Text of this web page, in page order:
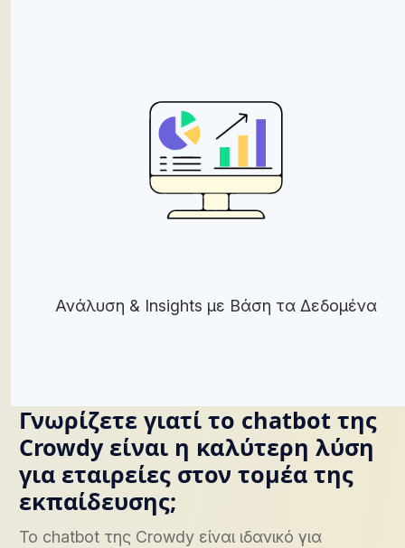
Ανάλυση & Insights με Βάση τα Δεδομένα
Γνωρίζετε γιατί το chatbot της
Crowdy είναι η καλύτερη λύση
για εταιρείες στον τομέα της
εκπαίδευσης;
Το chatbot της Crowdy είναι ιδανικό για